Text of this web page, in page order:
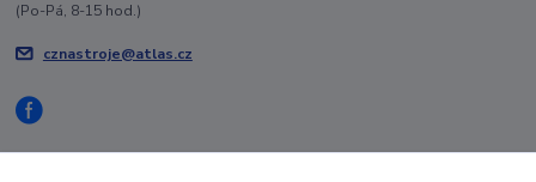
(Po-Pá, 8-15 hod.)
cznastroje@atlas.cz